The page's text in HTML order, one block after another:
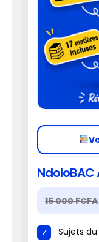
NdoloBAC
15 000 FCFA
Sujets